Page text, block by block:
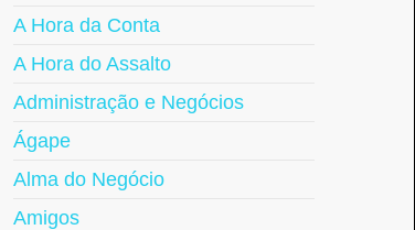
A Hora da Conta
A Hora do Assalto
Administração e Negócios
Ágape
Alma do Negócio
Amigos